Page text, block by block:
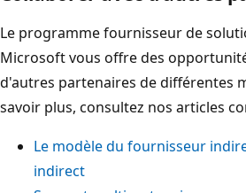
Le programme fournisseur de
Microsoft vous offre des
d'autres partenaires de différentes
savoir plus, consultez nos articles
Le modèle du fournisseur
indirect